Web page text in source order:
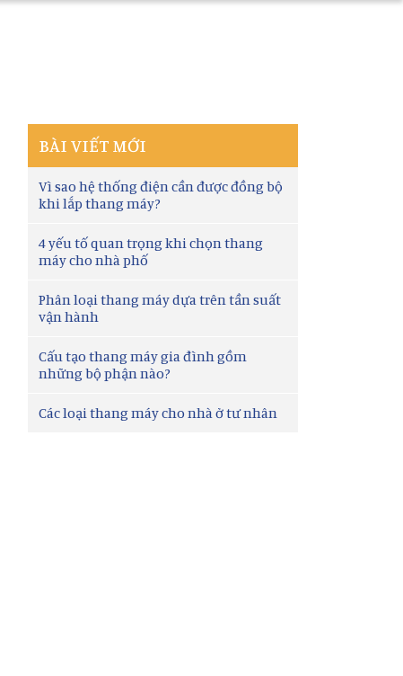
BÀI VIẾT MỚI
Vì sao hệ thống điện cần được đồng bộ
khi lắp thang máy?
4 yếu tố quan trọng khi chọn thang
máy cho nhà phố
Phân loại thang máy dựa trên tần suất
vận hành
Cấu tạo thang máy gia đình gồm
những bộ phận nào?
Các loại thang máy cho nhà ở tư nhân